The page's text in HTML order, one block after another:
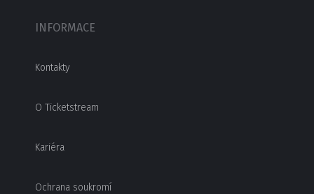
INFORMACE
Kontakty
O Ticketstream
Kariéra
Ochrana soukromí